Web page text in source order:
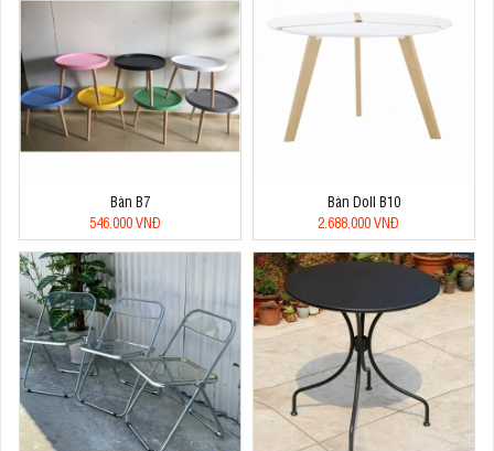
Bàn B7
546.000 VNĐ
Bàn Doll B10
2.688.000 VNĐ